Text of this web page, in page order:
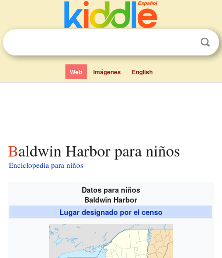
Web Imágenes English
Baldwin Harbor para niños
Enciclopedia para niños
Datos para niños
Baldwin Harbor
Lugar designado por el censo